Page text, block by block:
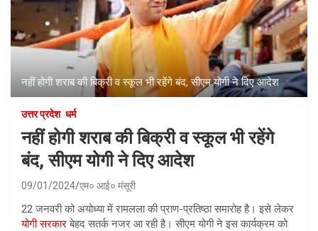
नहीं होगी शराब की बिक्री व स्कूल भी रहेंगे बंद, सीएम योगी ने दिए आदेश
उत्तर प्रदेश धर्म
नहीं होगी शराब की बिक्री व स्कूल भी रहेंगे
बंद, सीएम योगी ने दिए आदेश
09/01/2024 एम० आई० मंसूरी
22 जनवरी को अयोध्या में रामलला की प्राण-प्रतिष्ठा समारोह है। इसे लेकर
योगी सरकारबेहद सतर्क नजर आ रही है। सीएम योगी ने इस कार्यक्रम को